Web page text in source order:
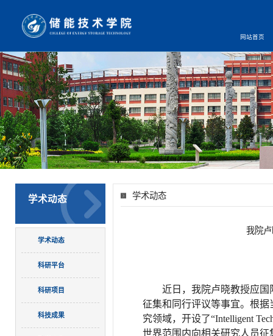
网站首页
学术动态
学术动态
科研平台
科研项目
科技成果
学术动态
我院
近日，我院卢晓教授应国
征集和同行评议等事宜。根
究领域，开设了“Intelligent
世界范围内向相关研究人员